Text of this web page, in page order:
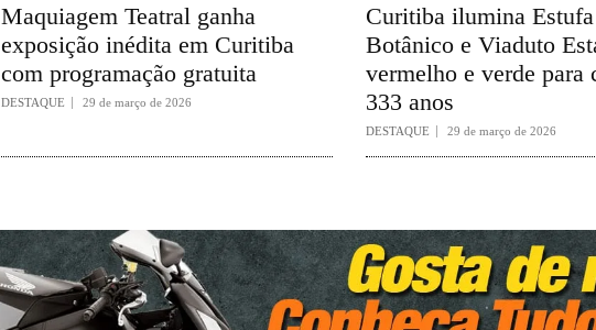
Maquiagem Teatral ganha
exposição inédita em Curitiba
com programação gratuita
DESTAQUE 29 de março de 2026
Curitiba ilumina
Botânico e Viaduto
vermelho e verde para
333 anos
DESTAQUE 29 de março de 2026